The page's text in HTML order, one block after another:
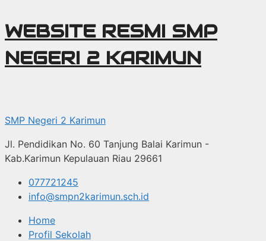
Langsung
ke
isi
WEBSITE RESMI SMP
NEGERI 2 KARIMUN
SMP Negeri 2 Karimun
Jl. Pendidikan No. 60 Tanjung Balai Karimun -
Kab.Karimun Kepulauan Riau 29661
077721245
info@smpn2karimun.sch.id
Home
Profil Sekolah